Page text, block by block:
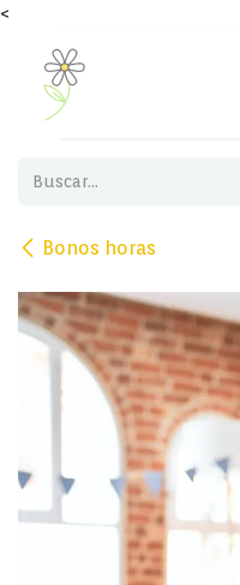
<
Bonos horas